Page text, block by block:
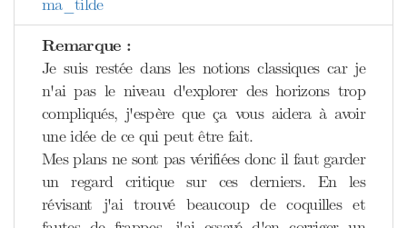
ma_tilde
Remarque :
Je suis restée dans les notions classiques car je
n'ai pas le niveau d'explorer des horizons trop
compliqués, j'espère que ça vous aidera à avoir
une idée de ce qui peut être fait.
Mes plans ne sont pas vérifiées donc il faut garder
un regard critique sur ces derniers. En les
révisant j'ai trouvé beaucoup de coquilles et